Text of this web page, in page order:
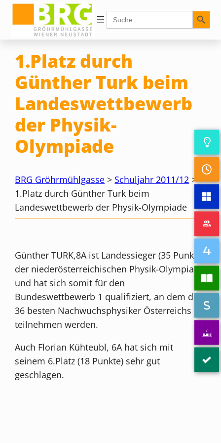
Inhalt
springen
Search
for:
Search Button
1.Platz durch
Günther Turk beim
Landeswettbewerb
der Physik-
Olympiade
BRG Gröhrmühlgasse > Schuljahr 2011/12 >
1.Platz durch Günther Turk beim
Landeswettbewerb der Physik-Olympiade
Günther TURK,8A ist Landessieger (35 Punkte)
der niederösterreichischen Physik-Olympiade
und hat sich somit für den
Bundeswettbewerb 1 qualifiziert, an dem die
36 besten Nachwuchsphysiker Österreichs
teilnehmen werden.
Auch Florian Kühteubl, 6A hat sich mit
seinem 6.Platz (18 Punkte) sehr gut
geschlagen.